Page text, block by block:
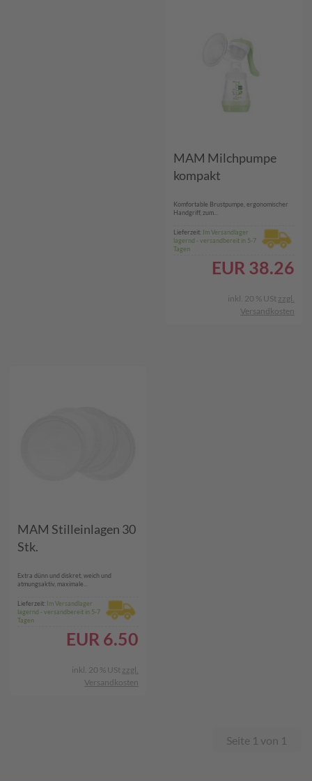
MAM Milchpumpe
kompakt
Komfortable Brustpumpe, ergonomischer
Handgriff, zum...
Lieferzeit: Im Versandlager
lagernd - versandbereit in 5-7
Tagen
EUR 38.26
inkl. 20 % USt zzgl.
Versandkosten
MAM Stilleinlagen 30
Stk.
Extra dünn und diskret, weich und
atmungsaktiv, maximale...
Lieferzeit: Im Versandlager
lagernd - versandbereit in 5-7
Tagen
EUR 6.50
inkl. 20 % USt zzgl.
Versandkosten
Seite 1 von 1